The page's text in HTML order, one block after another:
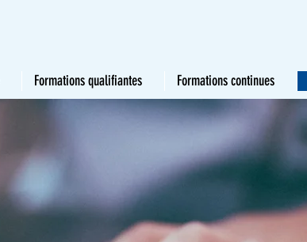
Formations qualifiantes Formations continues